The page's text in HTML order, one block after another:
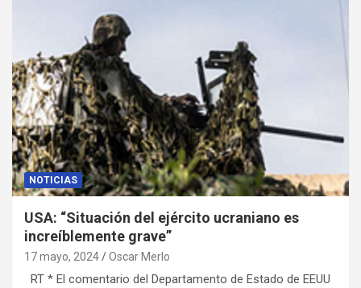
NOTICIAS
USA: “Situación del ejército ucraniano es
increíblemente grave”
17 mayo, 2024 Oscar Merlo
RT * El comentario del Departamento de Estado de EEUU